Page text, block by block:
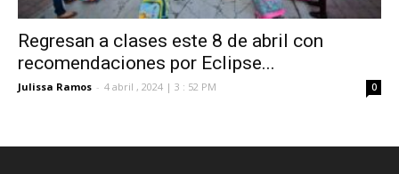
Regresan a clases este 8 de abril con
recomendaciones por Eclipse...
Julissa Ramos - 4 abril , 2024 | 3 : 52 PM 0